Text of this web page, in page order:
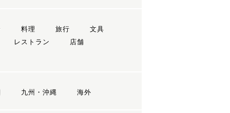
料理 旅行
文具
レストラン
店舗
九州・沖縄 海外